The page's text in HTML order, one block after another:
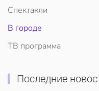
Спектакли
В городе
ТВ программа
Последние